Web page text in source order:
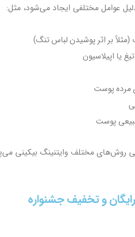
عوامل مختلفی ایجاد می‌شود، مثل:
بر اثر پوشیدن لباس تنگ)
یا اپیلاسیون
مرده پوست
پوست
مختلف وایتنینگ بیکینی
و تخفیف جشنواره